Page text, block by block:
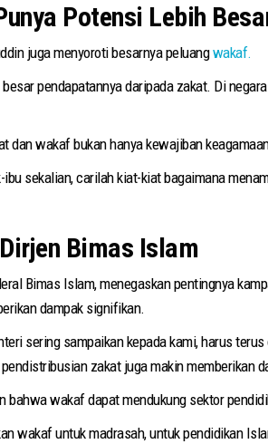
Potensi Lebih
juga menyoroti besarnya peluangwakaf.
pendapatannya daripada zakat. Di
dan wakaf bukan hanya kewajiban
ibu sekalian, carilah kiat-kiat bagaimana
Bimas Islam
Bimas Islam, menegaskan pentingnya
dampak signifikan.
sering sampaikan kepada kami, harus
zakat juga makin memberikan
bahwa wakaf dapat mendukung sektor
wakaf untuk madrasah, untuk pendidikan